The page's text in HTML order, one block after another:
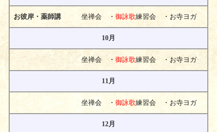
お彼岸・薬師講 坐禅会 ・ 御詠歌練習会 ・お寺ヨガ
10月
坐禅会 ・ 御詠歌練習会 ・お寺ヨガ
11月
坐禅会 ・ 御詠歌練習会 ・お寺ヨガ
12月